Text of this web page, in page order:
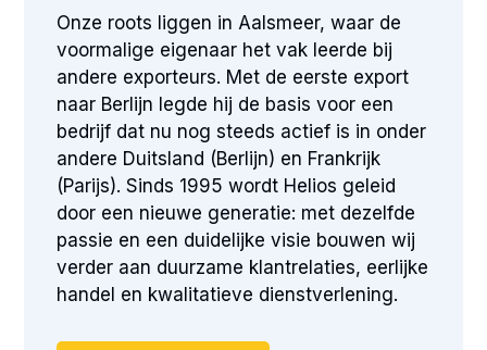
Onze roots liggen in Aalsmeer, waar de
voormalige eigenaar het vak leerde bij
andere exporteurs. Met de eerste export
naar Berlijn legde hij de basis voor een
bedrijf dat nu nog steeds actief is in onder
andere Duitsland (Berlijn) en Frankrijk
(Parijs). Sinds 1995 wordt Helios geleid
door een nieuwe generatie: met dezelfde
passie en een duidelijke visie bouwen wij
verder aan duurzame klantrelaties, eerlijke
handel en kwalitatieve dienstverlening.